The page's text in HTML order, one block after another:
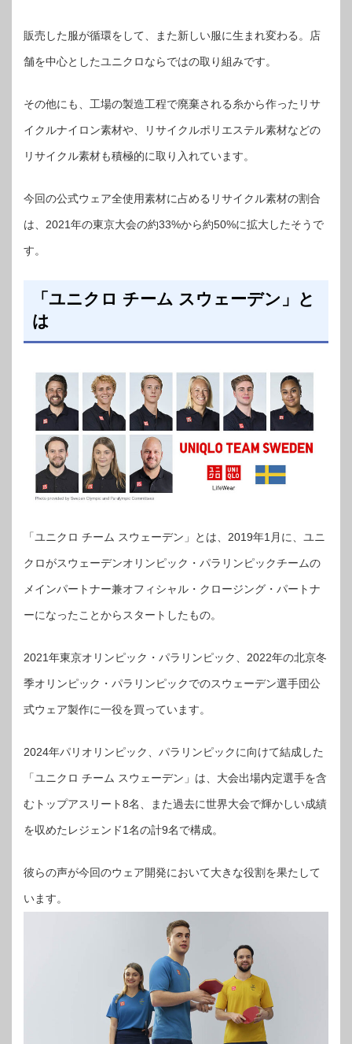
販売した服が循環をして、また新しい服に生まれ変わる。店
舗を中心としたユニクロならではの取り組みです。
その他にも、工場の製造工程で廃棄される糸から作ったリサ
イクルナイロン素材や、リサイクルポリエステル素材などの
リサイクル素材も積極的に取り入れています。
今回の公式ウェア全使用素材に占めるリサイクル素材の割合
は、2021年の東京大会の約33%から約50%に拡大したそうで
す。
「ユニクロ チーム スウェーデン」と
は
「ユニクロ チーム スウェーデン」とは、2019年1月に、ユニ
クロがスウェーデンオリンピック・パラリンピックチームの
メインパートナー兼オフィシャル・クロージング・パートナ
ーになったことからスタートしたもの。
2021年東京オリンピック・パラリンピック、2022年の北京冬
季オリンピック・パラリンピックでのスウェーデン選手団公
式ウェア製作に一役を買っています。
2024年パリオリンピック、パラリンピックに向けて結成した
「ユニクロ チーム スウェーデン」は、大会出場内定選手を含
むトップアスリート8名、また過去に世界大会で輝かしい成績
を収めたレジェンド1名の計9名で構成。
彼らの声が今回のウェア開発において大きな役割を果たして
います。